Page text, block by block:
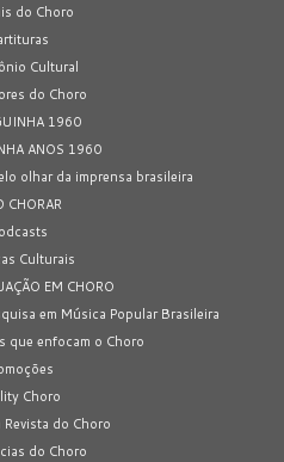
do Choro
Cultural
do Choro
1960
ANOS 1960
olhar da imprensa brasileira
CHORAR
Culturais
EM CHORO
em Música Popular Brasileira
que enfocam o Choro
Choro
Revista do Choro
do Choro